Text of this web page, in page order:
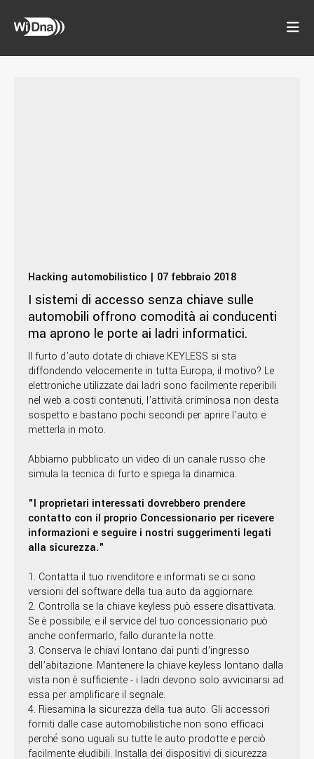
Hacking automobilistico | 07 febbraio 2018
I sistemi di accesso senza chiave sulle
automobili offrono comodità ai conducenti
ma aprono le porte ai ladri informatici.
Il furto d'auto dotate di chiave KEYLESS si sta
diffondendo velocemente in tutta Europa, il motivo? Le
elettroniche utilizzate dai ladri sono facilmente reperibili
nel web a costi contenuti, l’attività criminosa non desta
sospetto e bastano pochi secondi per aprire l’auto e
metterla in moto.
Abbiamo pubblicato un video di un canale russo che
simula la tecnica di furto e spiega la dinamica.
"I proprietari interessati dovrebbero prendere
contatto con il proprio Concessionario per ricevere
informazioni e seguire i nostri suggerimenti legati
alla sicurezza."
1. Contatta il tuo rivenditore e informati se ci sono
versioni del software della tua auto da aggiornare.
2. Controlla se la chiave keyless può essere disattivata.
Se è possibile, e il service del tuo concessionario può
anche confermarlo, fallo durante la notte.
3. Conserva le chiavi lontano dai punti d’ingresso
dell’abitazione. Mantenere la chiave keyless lontano dalla
vista non è sufficiente - i ladri devono solo avvicinarsi ad
essa per amplificare il segnale.
4. Riesamina la sicurezza della tua auto. Gli accessori
forniti dalle case automobilistiche non sono efficaci
perché sono uguali su tutte le auto prodotte e perciò
facilmente eludibili. Installa dei dispositivi di sicurezza